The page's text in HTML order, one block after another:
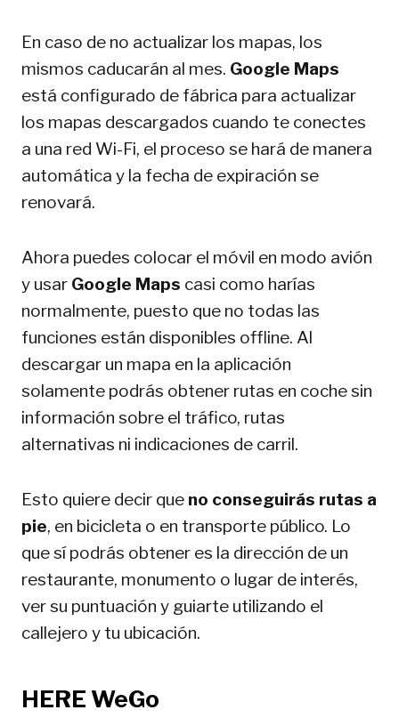
En caso de no actualizar los mapas, los
mismos caducarán al mes. Google Maps
está configurado de fábrica para actualizar
los mapas descargados cuando te conectes
a una red Wi-Fi, el proceso se hará de manera
automática y la fecha de expiración se
renovará.
Ahora puedes colocar el móvil en modo avión
y usar Google Maps casi como harías
normalmente, puesto que no todas las
funciones están disponibles offline. Al
descargar un mapa en la aplicación
solamente podrás obtener rutas en coche sin
información sobre el tráfico, rutas
alternativas ni indicaciones de carril.
Esto quiere decir que no conseguirás rutas a
pie, en bicicleta o en transporte público. Lo
que sí podrás obtener es la dirección de un
restaurante, monumento o lugar de interés,
ver su puntuación y guiarte utilizando el
callejero y tu ubicación.
HERE WeGo